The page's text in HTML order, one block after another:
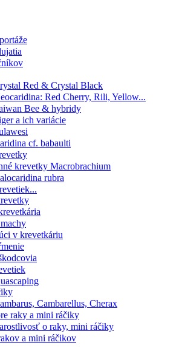
Red & Crystal Black
Red Cherry, Rili, Yellow...
Bee & hybridy
a ich variácie
cf. babaulti
krevetky Macrobrachium
rubra
v krevetkáriu
Cambarellus, Cherax
raky a mini ráčiky
o raky, mini ráčiky
a mini ráčikov